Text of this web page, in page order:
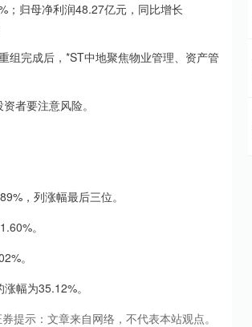
归母净利润48.27亿元，同比增长
完成后，*ST中地聚焦物业管理、资产管
者要注意风险。
，列涨幅最后三位。
。
。
幅为35.12%。
提示：文章来自网络，不代表本站观点。